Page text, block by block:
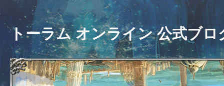
トーラム オンライン 公式ブロ